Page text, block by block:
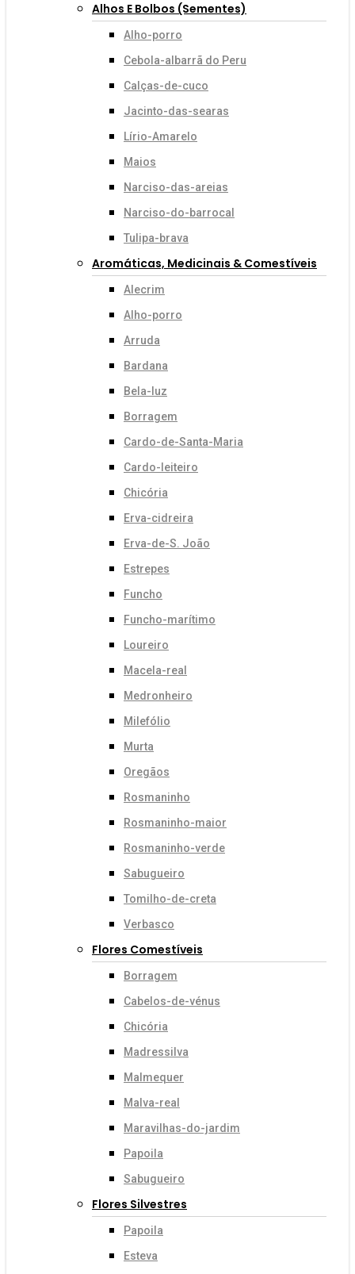
Alhos E Bolbos (sementes)
Alho-porro
Cebola-albarrã do Peru
Calças-de-cuco
Jacinto-das-searas
Lírio-Amarelo
Maios
Narciso-das-areias
Narciso-do-barrocal
Tulipa-brava
Aromáticas, Medicinais & Comestíveis
Alecrim
Alho-porro
Arruda
Bardana
Bela-luz
Borragem
Cardo-de-Santa-Maria
Cardo-leiteiro
Chicória
Erva-cidreira
Erva-de-S. João
Estrepes
Funcho
Funcho-marítimo
Loureiro
Macela-real
Medronheiro
Milefólio
Murta
Oregãos
Rosmaninho
Rosmaninho-maior
Rosmaninho-verde
Sabugueiro
Tomilho-de-creta
Verbasco
Flores Comestíveis
Borragem
Cabelos-de-vénus
Chicória
Madressilva
Malmequer
Malva-real
Maravilhas-do-jardim
Papoila
Sabugueiro
Flores Silvestres
Papoila
Esteva